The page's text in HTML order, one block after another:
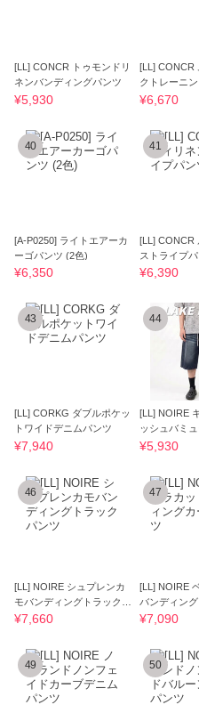
[LL] CONCR トゥモンドリ
ネンバンディングパンツ
¥5,930
[LL] CONCR
クトレーニ
¥6,670
40
[A-P0250] ライトエアーカ
ーゴパンツ (2色)
¥6,350
41
[LL] CONCR
ストライプ
¥6,390
43
[LL] CORKG ダブルポケッ
トワイドデニムパンツ
¥7,940
44
[LL] NOIRE
ッシュバミ
¥5,930
46
[LL] NOIRE シュプレンカ
モバンディングトラックパ
ンツ
¥7,660
47
[LL] NOIRE
バンディン
¥7,090
49 50